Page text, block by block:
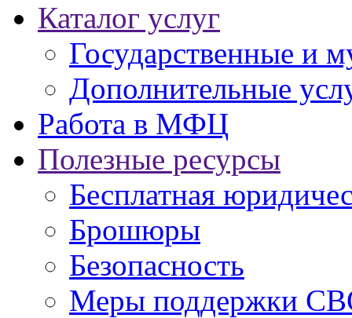
Каталог услуг
Государственные и
Дополнительные
Работа в МФЦ
Полезные ресурсы
Бесплатная
Брошюры
Безопасность
Меры поддержки